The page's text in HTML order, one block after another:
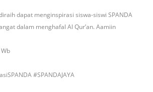
dapat menginspirasi siswa-siswi SPANDA
dalam menghafal Al Qur’an. Aamiin
#SPANDAJAYA